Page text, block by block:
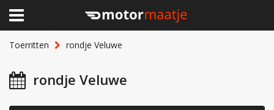
Toerritten rondje Veluwe
rondje Veluwe
×
Home
Clubhuis